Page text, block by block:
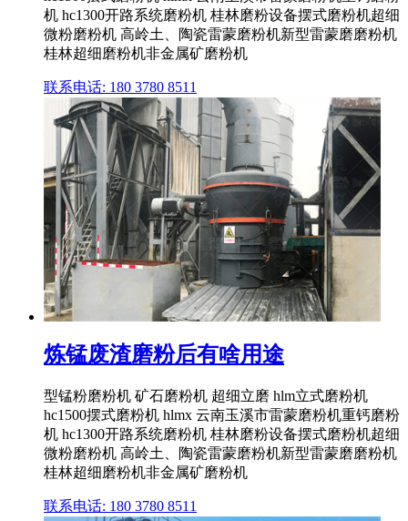
机 hc1300开路系统磨粉机 桂林磨粉设备摆式磨粉机超细
微粉磨粉机 高岭土、陶瓷雷蒙磨粉机新型雷蒙磨磨粉机
桂林超细磨粉机非金属矿磨粉机
联系电话: 180 3780 8511
炼锰废渣磨粉后有啥用途
型锰粉磨粉机 矿石磨粉机 超细立磨 hlm立式磨粉机
hc1500摆式磨粉机 hlmx 云南玉溪市雷蒙磨粉机重钙磨粉
机 hc1300开路系统磨粉机 桂林磨粉设备摆式磨粉机超细
微粉磨粉机 高岭土、陶瓷雷蒙磨粉机新型雷蒙磨磨粉机
桂林超细磨粉机非金属矿磨粉机
联系电话: 180 3780 8511